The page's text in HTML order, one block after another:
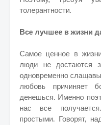
толерантности.
Все лучшее в жизни
Самое ценное в
люди не достаются
одновременно
любовь причиняет
денешься. Именно
нас все
простыми. Говорят,